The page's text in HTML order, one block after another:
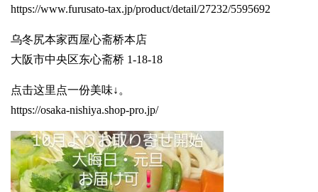
https://www.furusato-tax.jp/product/detail/27232/5595692
乌冬尻本家西屋心斋桥本店
大阪市中央区东心斋桥 1-18-18
点击这里点一份美味↓。
https://osaka-nishiya.shop-pro.jp/